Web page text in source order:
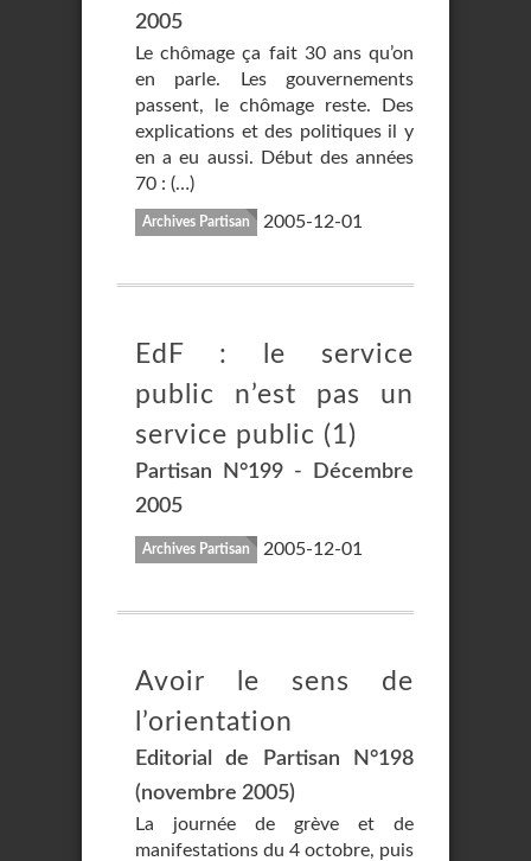
2005
Le chômage ça fait 30 ans qu’on
en parle. Les gouvernements
passent, le chômage reste. Des
explications et des politiques il y
en a eu aussi. Début des années
70 : (…)
Archives Partisan 2005-12-01
EdF : le service
public n’est pas un
service public (1)
Partisan N°199 - Décembre
2005
Archives Partisan 2005-12-01
Avoir le sens de
l’orientation
Editorial de Partisan N°198
(novembre 2005)
La journée de grève et de
manifestations du 4 octobre, puis